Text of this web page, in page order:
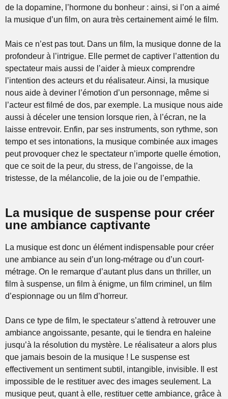
de la dopamine, l’hormone du bonheur : ainsi, si l’on a aimé
la musique d’un film, on aura très certainement aimé le film.
Mais ce n’est pas tout. Dans un film, la musique donne de la
profondeur à l’intrigue. Elle permet de captiver l’attention du
spectateur mais aussi de l’aider à mieux comprendre
l’intention des acteurs et du réalisateur. Ainsi, la musique
nous aide à deviner l’émotion d’un personnage, même si
l’acteur est filmé de dos, par exemple. La musique nous aide
aussi à déceler une tension lorsque rien, à l’écran, ne la
laisse entrevoir. Enfin, par ses instruments, son rythme, son
tempo et ses intonations, la musique combinée aux images
peut provoquer chez le spectateur n’importe quelle émotion,
que ce soit de la peur, du stress, de l’angoisse, de la
tristesse, de la mélancolie, de la joie ou de l’empathie.
La musique de suspense pour créer
une ambiance captivante
La musique est donc un élément indispensable pour créer
une ambiance au sein d’un long-métrage ou d’un court-
métrage. On le remarque d’autant plus dans un thriller, un
film à suspense, un film à énigme, un film criminel, un film
d’espionnage ou un film d’horreur.
Dans ce type de film, le spectateur s’attend à retrouver une
ambiance angoissante, pesante, qui le tiendra en haleine
jusqu’à la résolution du mystère. Le réalisateur a alors plus
que jamais besoin de la musique ! Le suspense est
effectivement un sentiment subtil, intangible, invisible. Il est
impossible de le restituer avec des images seulement. La
musique peut, quant à elle, restituer cette ambiance, grâce à